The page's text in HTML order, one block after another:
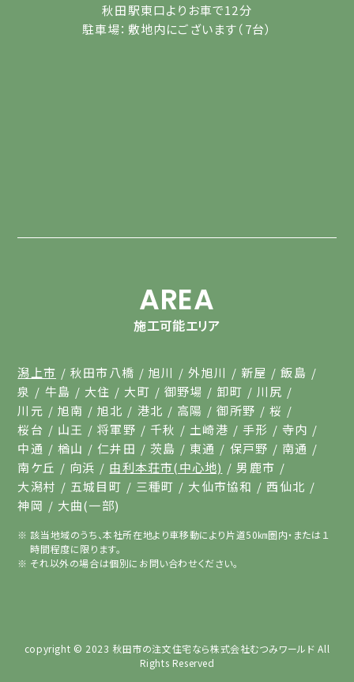
秋田駅東口よりお車で12分
駐車場：敷地内にございます（7台）
AREA
施工可能エリア
潟上市 秋田市八橋 旭川 外旭川 新屋
飯島
泉
牛島 大住 大町 御野場 卸町
川尻
川元
旭南 旭北 港北 高陽 御所野
桜
桜台
山王 将軍野 千秋 土崎港 手形
寺内
中通
楢山 仁井田 茨島 東通 保戸野
南通
南ケ丘
向浜 由利本荘市(中心地)
男鹿市
大潟村
五城目町 三種町 大仙市協和
西仙北
神岡
大曲(一部)
該当地域のうち、本社所在地より車移動により片道50㎞圏内・または１
時間程度に限ります。
それ以外の場合は個別にお問い合わせください。
copyright © 2023 秋田市の注文住宅なら株式会社むつみワールド All
Rights Reserved